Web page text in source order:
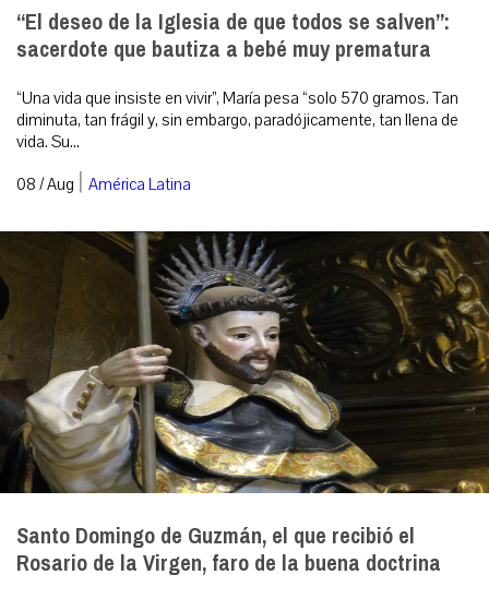
“El deseo de la Iglesia de que todos se salven”:
sacerdote que bautiza a bebé muy prematura
“Una vida que insiste en vivir”, María pesa “solo 570 gramos. Tan
diminuta, tan frágil y, sin embargo, paradójicamente, tan llena de
vida. Su...
08 / Aug | América Latina
Santo Domingo de Guzmán, el que recibió el
Rosario de la Virgen, faro de la buena doctrina